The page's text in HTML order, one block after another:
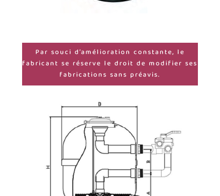
Par souci d’amélioration constante, le
fabricant se réserve le droit de modifier ses
fabrications sans préavis.